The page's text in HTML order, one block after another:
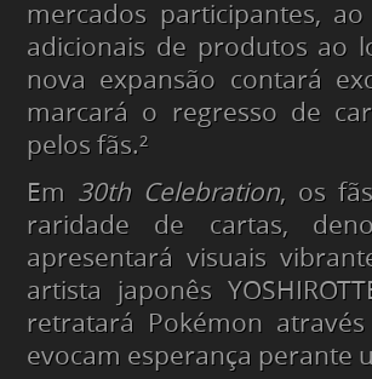
mercados participantes,
adicionais de produtos ao
nova expansão contará
marcará o regresso de
pelos fãs.²
Em 30th Celebration, os
raridade de cartas,
apresentará visuais
artista japonês
retratará Pokémon
evocam esperança perante